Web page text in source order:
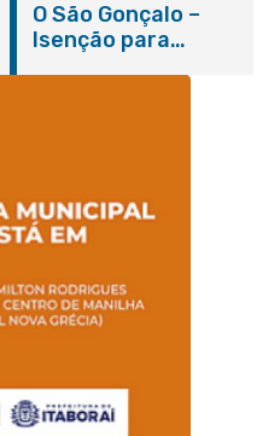
março
O São Gonçalo –
Isenção para